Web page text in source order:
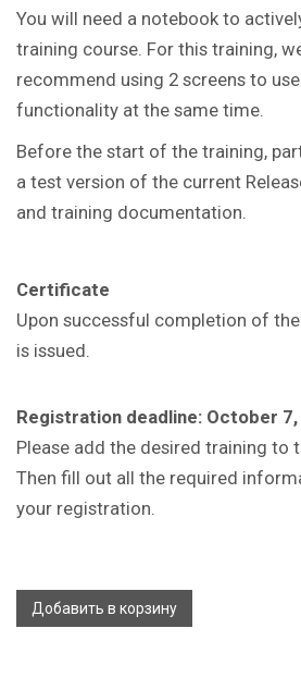
You will need a notebook to
training course. For this training,
recommend using 2 screens to
functionality at the same time.
Before the start of the training,
a test version of the current
and training documentation.
Certificate
Upon successful completion of
is issued.
Registration deadline: October
Please add the desired training to
Then fill out all the required
your registration.
Добавить в корзину